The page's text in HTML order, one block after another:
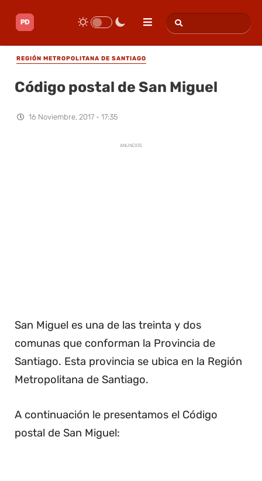
REGIÓN METROPOLITANA DE SANTIAGO
Código postal de San Miguel
16 Noviembre, 2017 - 17:35
ANUNCIOS
San Miguel es una de las treinta y dos
comunas que conforman la Provincia de
Santiago. Esta provincia se ubica en la Región
Metropolitana de Santiago.
A continuación le presentamos el Código
postal de San Miguel: